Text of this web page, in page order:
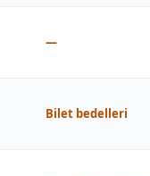
—
Bilet bedelleri